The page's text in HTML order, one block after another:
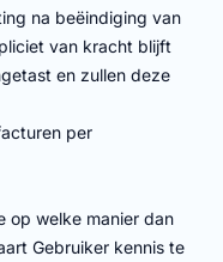
na beëindiging van
van kracht blijft
en zullen deze
per
op welke manier dan
Gebruiker kennis te